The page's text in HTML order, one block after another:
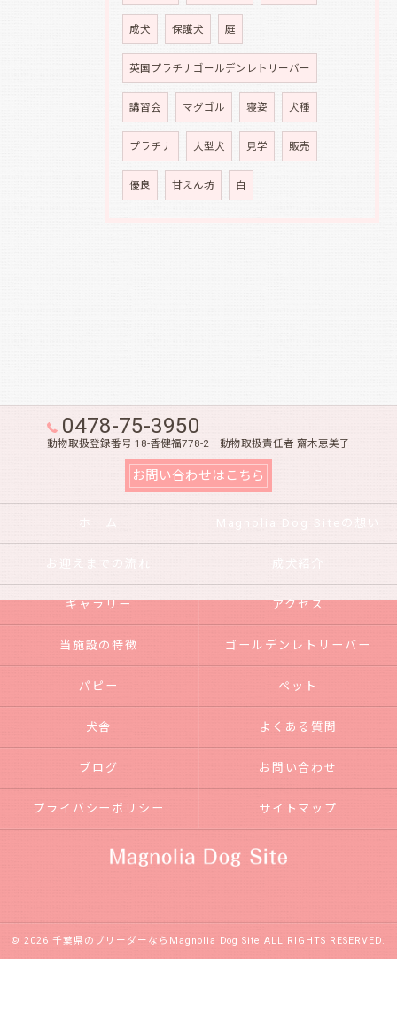
成犬 保護犬 庭
英国プラチナゴールデンレトリーバー
講習会 マグゴル 寝姿 犬種
プラチナ 大型犬 見学 販売
優良 甘えん坊 白
0478-75-3950
動物取扱登録番号 18-香健福778-2 動物取扱責任者 齋木恵美子
お問い合わせはこちら
ホーム Magnolia Dog Siteの想い
お迎えまでの流れ 成犬紹介
ギャラリー アクセス
当施設の特徴 ゴールデンレトリーバー
パピー ペット
犬舎 よくある質問
ブログ お問い合わせ
プライバシーポリシー サイトマップ
© 2026 千葉県のブリーダーならMagnolia Dog Site ALL RIGHTS RESERVED.